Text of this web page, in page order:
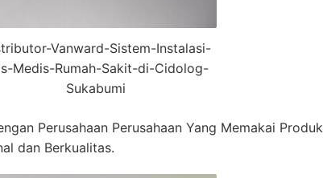
Vanward-Sistem-Instalasi-
Medis-Rumah-Sakit-di-Cidolog-
Sukabumi
Perusahaan Perusahaan Yang Memakai Produk
dan Berkualitas.